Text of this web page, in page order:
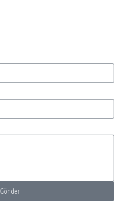
Gönder